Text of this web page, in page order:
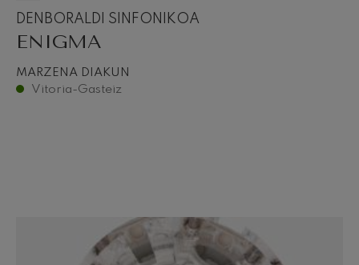
DENBORALDI SINFONIKOA
ENIGMA
MARZENA DIAKUN
Vitoria-Gasteiz